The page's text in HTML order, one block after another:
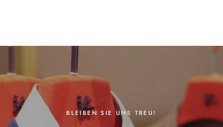
BLEIBEN SIE UNS TREU!